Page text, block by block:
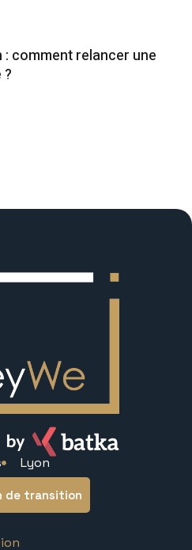
comment relancer une
Lyon
de transition